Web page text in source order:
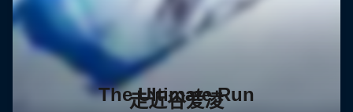
The Ultimate Run
走近谷爱凌